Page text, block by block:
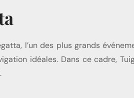
l’un des plus grands
idéales. Dans ce cadre,